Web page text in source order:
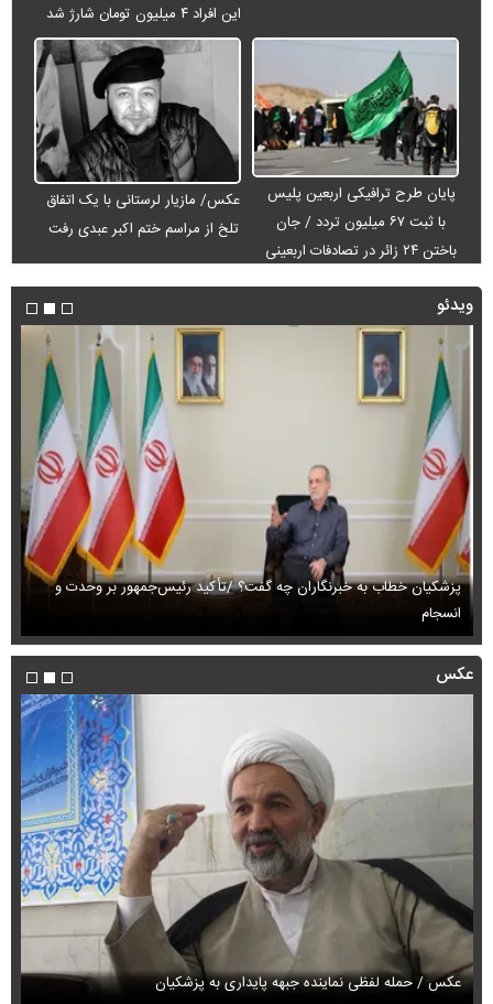
این افراد ۴ میلیون تومان شارژ شد
پایان طرح ترافیکی اربعین پلیس
با ثبت ۶۷ میلیون تردد / جان
باختن ۲۴ زائر در تصادفات اربعینی
عکس/ مازیار لرستانی با یک اتفاق
تلخ از مراسم ختم اکبر عبدی رفت
ویدئو
پزشکیان خطاب به خبرنگاران چه گفت؟ /تأکید رئیس‌جمهور بر وحدت و
انسجام
عکس
عکس / حمله لفظی نماینده جبهه پایداری به پزشکیان